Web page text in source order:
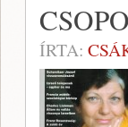
ÍRTA: